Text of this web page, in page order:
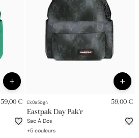
59,00 € Ek0a5bg4 59,00 €
Eastpak Day Pak'r
Sac À Dos
+5 couleurs